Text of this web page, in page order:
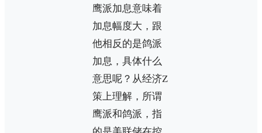
鹰派加息意味着
加息幅度大，跟
他相反的是鸽派
加息，具体什么
意思呢？从经济Z
策上理解，所谓
鹰派和鸽派，指